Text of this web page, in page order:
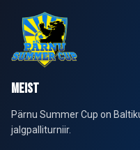
MEIST
Pärnu Summer Cup on
jalgpalliturniir.